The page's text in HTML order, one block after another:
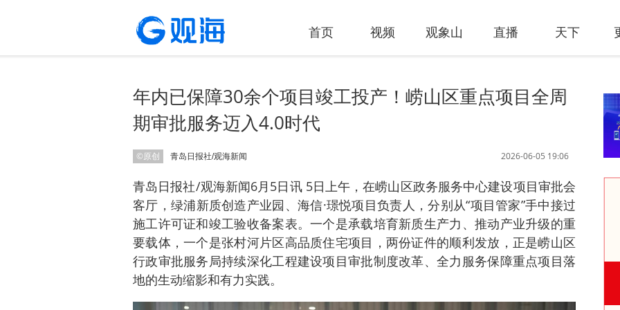
首页 视频 观象山 直播 天下
年内已保障30余个项目竣工投产！崂山区重点项目全周
期审批服务迈入4.0时代
©原创 2026-06-05 19:06
青岛日报社/观海新闻
青岛日报社/观海新闻6月5日讯 5日上午，在崂山区政务服务中心建设项目审批会
客厅，绿浦新质创造产业园、海信·璟悦项目负责人，分别从“项目管家”手中接过
施工许可证和竣工验收备案表。一个是承载培育新质生产力、推动产业升级的重
要载体，一个是张村河片区高品质住宅项目，两份证件的顺利发放，正是崂山区
行政审批服务局持续深化工程建设项目审批制度改革、全力服务保障重点项目落
地的生动缩影和有力实践。